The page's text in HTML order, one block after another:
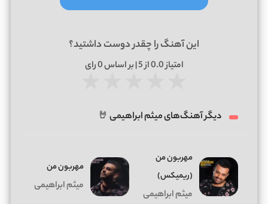
این آهنگ را چقدر دوست داشتید؟
امتیاز0.0از 5 | بر اساس 0رای
دیگر آهنگ‌های میثم ابراهیمی 🤘
مهربون من
(ریمیکس)
میثم ابراهیمی
مهربون من
میثم ابراهیمی